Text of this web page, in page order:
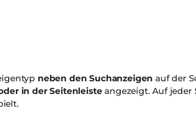
neben den Suchanzeigen auf der
in der Seitenleisteangezeigt. Auf jeder